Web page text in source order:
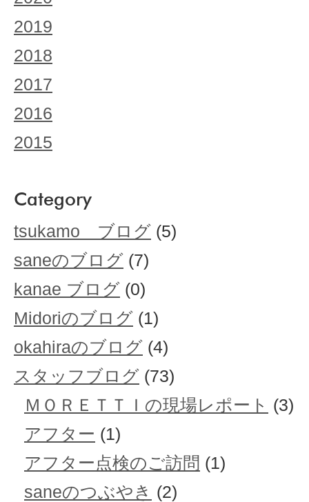
2019
2018
2017
2016
2015
Category
tsukamo ブログ (5)
saneのブログ (7)
kanae ブログ (0)
Midoriのブログ (1)
okahiraのブログ (4)
スタッフブログ (73)
ＭＯＲＥＴＴＩの現場レポート (3)
アフター (1)
アフター点検のご訪問 (1)
saneのつぶやき (2)